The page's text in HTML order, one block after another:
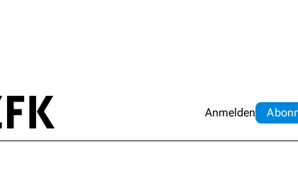
Anmelden Abo